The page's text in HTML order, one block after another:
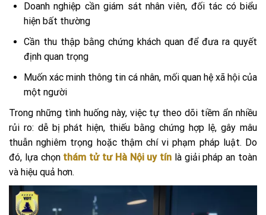
Doanh nghiệp cần giám sát nhân viên, đối tác có biểu
hiện bất thường
Cần thu thập bằng chứng khách quan để đưa ra quyết
định quan trọng
Muốn xác minh thông tin cá nhân, mối quan hệ xã hội của
một người
Trong những tình huống này, việc tự theo dõi tiềm ẩn nhiều
rủi ro: dễ bị phát hiện, thiếu bằng chứng hợp lệ, gây mâu
thuẫn nghiêm trọng hoặc thậm chí vi phạm pháp luật. Do
đó, lựa chọn thám tử tư Hà Nội uy tín là giải pháp an toàn
và hiệu quả hơn.